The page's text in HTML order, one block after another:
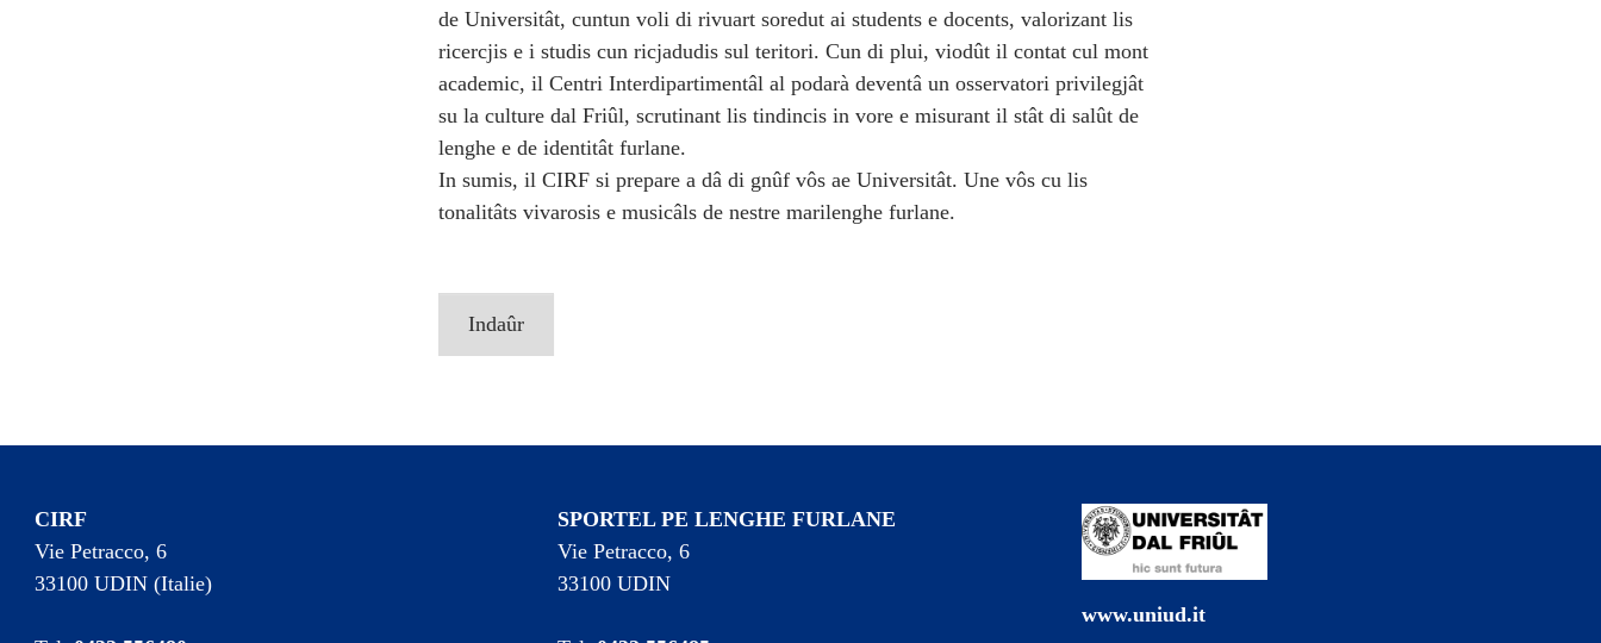
de Universitât, cuntun voli di rivuart soredut ai students e docents, valorizant lis
ricercjis e i studis cun ricjadudis sul teritori. Cun di plui, viodût il contat cul mont
academic, il Centri Interdipartimentâl al podarà deventâ un osservatori privilegjât
su la culture dal Friûl, scrutinant lis tindincis in vore e misurant il stât di salût de
lenghe e de identitât furlane.
In sumis, il CIRF si prepare a dâ di gnûf vôs ae Universitât. Une vôs cu lis
tonalitâts vivarosis e musicâls de nestre marilenghe furlane.
Indaûr
CIRF
Vie Petracco, 6
33100 UDIN (Italie)
SPORTEL PE LENGHE FURLANE
Vie Petracco, 6
33100 UDIN
www.uniud.it